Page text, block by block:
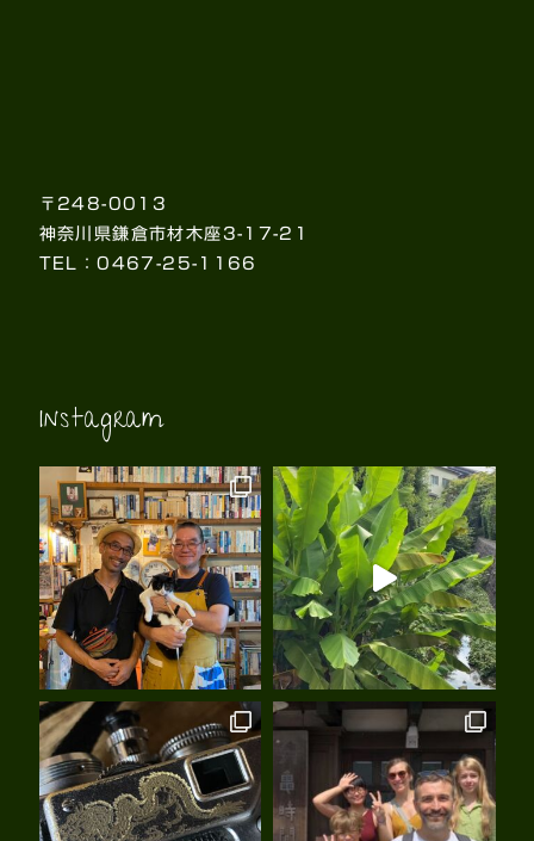
〒248-0013
神奈川県鎌倉市材木座3-17-21
TEL：0467-25-1166
Instagram